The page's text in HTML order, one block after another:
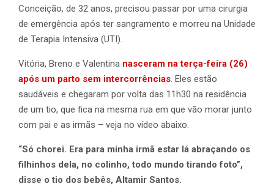
Conceição, de 32 anos, precisou passar por uma cirurgia
de emergência após ter sangramento e morreu na Unidade
de Terapia Intensiva (UTI).
Vitória, Breno e Valentina nasceram na terça-feira (26)
após um parto sem intercorrências. Eles estão
saudáveis e chegaram por volta das 11h30 na residência
de um tio, que fica na mesma rua em que vão morar junto
com pai e as irmãs – veja no vídeo abaixo.
“Só chorei. Era para minha irmã estar lá abraçando os
filhinhos dela, no colinho, todo mundo tirando foto”,
disse o tio dos bebês, Altamir Santos.